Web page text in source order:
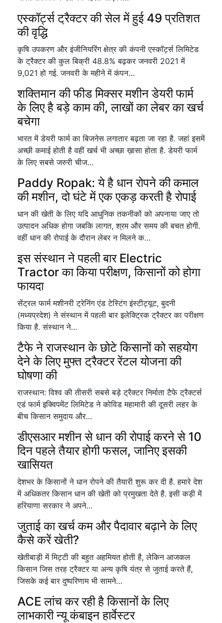
एस्कॉर्ट्स ट्रैक्टर की सेल में हुई 49 प्रतिशत
की वृद्धि
कृषि उपकरण और इंजीनियरिंग क्षेत्र की कंपनी एस्कॉर्ट्स लिमिटेड
के ट्रैक्टर की कुल बिक्री 48.8% बढ़कर जनवरी 2021 में
9,021 हो गई. जनवरी के महीने में कंपन…
शक्तिमान की फीड मिक्सर मशीन डेयरी फार्म
के लिए है बड़े काम की, लाखों का लेबर का खर्च
बचेगा
भारत में डेयरी फार्म का बिजनेस लगातार बढ़ता जा रहा है. जहां इसमें
अच्छी कमाई होती है वहीं खर्च भी अच्छा ख़ासा होता है. डेयरी फार्म
के लिए सबसे जरुरी चीज…
Paddy Ropak: ये है धान रोपने की कमाल
की मशीन, दो घंटे में एक एकड़ करती है रोपाई
धान की खेती के लिए यदि आधुनिक तकनीकों को अपनाया जाए तो
उत्पादन अधिक होगा जबकि लागत, श्रम और समय की बचत होगी.
वहीं धान की रोपाई के दौरान लेबर न मिलने क…
इस संस्थान ने पहली बार Electric
Tractor का किया परीक्षण, किसानों को होगा
फायदा
सेंट्रल फार्म मशीनरी ट्रेनिंग एंड टेस्टिंग इंस्टीट्यूट, बुदनी
(मध्यप्रदेश) ने संस्थान में पहली बार इलेक्ट्रिक ट्रैक्टर का परीक्षण
किया है. संस्थान ने…
टैफे ने राजस्थान के छोटे किसानों को सहयोग
देने के लिए मुफ्त ट्रैक्टर रेंटल योजना की
घोषणा की
राजस्थान: विश्व की तीसरी सबसे बड़े ट्रैक्टर निर्माता टैफे ट्रैक्टर्स
एडं फार्म इक्विपमेंट लिमिटेड ने कोविड महामारी की दूसरी लहर के
बीच किसान समुदाय और…
डीएसआर मशीन से धान की रोपाई करने से 10
दिन पहले तैयार होगी फसल, जानिए इसकी
खासियत
देशभर के किसानों ने धान रोपने की तैयारी शुरू कर दी है. हमारे देश
में अधिकतर किसान धान की खेती को प्रमुखता देते है. इसी कड़ी में
हरियाणा सरकार ने अपने…
जुताई का खर्च कम और पैदावार बढ़ाने के लिए
कैसे करें खेती?
खेतीबाड़ी में मिट्टी की बहुत अहमियत होती है, लेकिन आजकल
किसान जिस तरह ट्रैक्टर या अन्य कृषि यंत्र से जुताई करते हैं,
जिसके कई बार दुष्परिणाम भी सामने…
ACE लांच कर रही है किसानों के लिए
लाभकारी न्यू कंबाइन हार्वेस्टर